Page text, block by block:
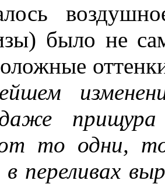
было не
то одни,
переливах